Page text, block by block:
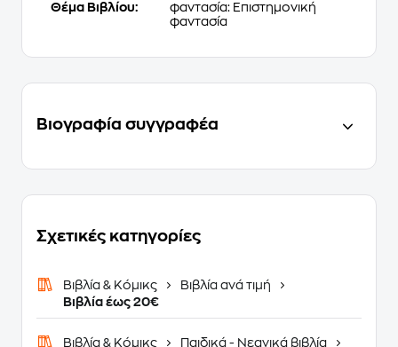
Θέμα Βιβλίου:
φαντασία: Επιστημονική
φαντασία
Βιογραφία συγγραφέα
Σχετικές κατηγορίες
Βιβλία & Κόμικς
Βιβλία ανά τιμή
Βιβλία έως 20€
Βιβλία & Κόμικς
Παιδικά - Νεανικά βιβλία